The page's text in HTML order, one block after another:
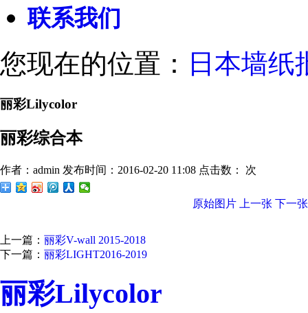
联系我们
您现在的位置： 日本墙纸
丽彩Lilycolor
丽彩综合本
作者：admin 发布时间：2016-02-20 11:08 点击数： 次
原始图片 上一张 下一张
上一篇： 丽彩V-wall 2015-2018
下一篇： 丽彩LIGHT2016-2019
丽彩Lilycolor